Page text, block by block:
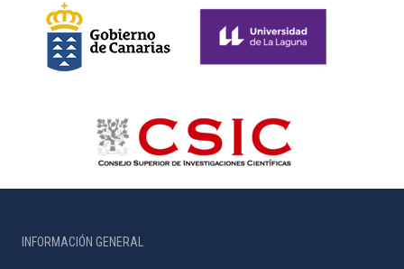
INFORMACIÓN GENERAL